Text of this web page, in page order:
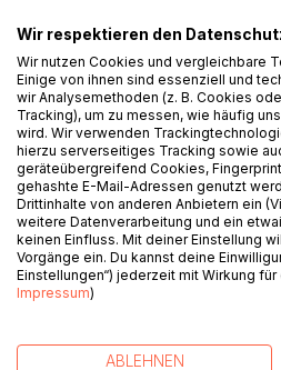
falsche
Hirnabolika zeigt dir,
Zwangsgedanken
Grundgerüst, an
Was
Zwangsgedanken
Stärke wird ihnen
Hirnabolika hilft dir,
kein medizinisches
Zwangsgedanken
Das Ziel: Dass du
Wir respektieren den
Wir nutzen Cookies und vergleichbare
Einige von ihnen sind essenziell und
wir Analysemethoden (z. B. Cookies
Tracking), um zu messen, wie häufig
wird. Wir verwenden
hierzu serverseitiges Tracking sowie
geräteübergreifend Cookies,
gehashte E-Mail-Adressen genutzt
Drittinhalte von anderen Anbietern ein
weitere Datenverarbeitung und ein
keinen Einfluss. Mit deiner Einstellung
Vorgänge ein. Du kannst deine
Einstellungen“) jederzeit mit Wirkung
Impressum)
ABLEHNEN